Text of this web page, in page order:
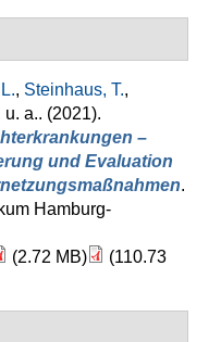
, Steinhaus, T.,
u. a.. (2021).
–
und Evaluation
.
Hamburg-
(2.72 MB)
(110.73